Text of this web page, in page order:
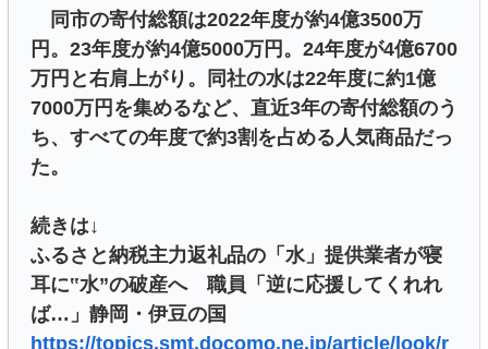
同市の寄付総額は2022年度が約4億3500万
円。23年度が約4億5000万円。24年度が4億6700
万円と右肩上がり。同社の水は22年度に約1億
7000万円を集めるなど、直近3年の寄付総額のう
ち、すべての年度で約3割を占める人気商品だっ
た。
続きは↓
ふるさと納税主力返礼品の「水」提供業者が寝
耳に‟水”の破産へ 職員「逆に応援してくれれ
ば…」静岡・伊豆の国
https://topics.smt.docomo.ne.jp/article/look/r